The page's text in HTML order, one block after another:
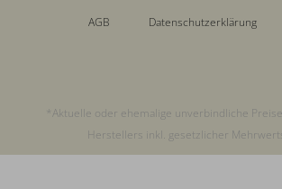
AGB Datenschutzerklärung
*Aktuelle oder ehemalige unverbindliche
Herstellers inkl. gesetzlicher